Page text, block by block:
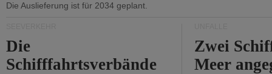
Die Auslieferung ist für 2034 geplant.
Die
Schifffahrtsverbände
Zwei
Meer